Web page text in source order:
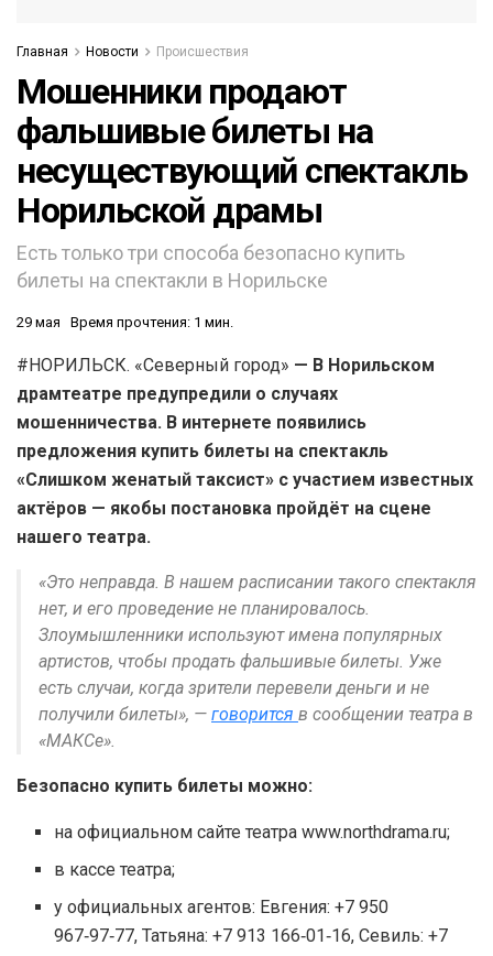
Главная Новости Происшествия
Мошенники продают
фальшивые билеты на
несуществующий спектакль
Норильской драмы
Есть только три способа безопасно купить
билеты на спектакли в Норильске
29 мая Время прочтения: 1 мин.
#НОРИЛЬСК. «Северный город» — В Норильском
драмтеатре предупредили о случаях
мошенничества. В интернете появились
предложения купить билеты на спектакль
«Слишком женатый таксист» с участием известных
актёров — якобы постановка пройдёт на сцене
нашего театра.
«Это неправда. В нашем расписании такого спектакля
нет, и его проведение не планировалось.
Злоумышленники используют имена популярных
артистов, чтобы продать фальшивые билеты. Уже
есть случаи, когда зрители перевели деньги и не
получили билеты», — говорится в сообщении театра в
«МАКСе».
Безопасно купить билеты можно:
на официальном сайте театра www.northdrama.ru;
в кассе театра;
у официальных агентов: Евгения: +7 950
967‑97‑77, Татьяна: +7 913 166‑01‑16, Севиль: +7